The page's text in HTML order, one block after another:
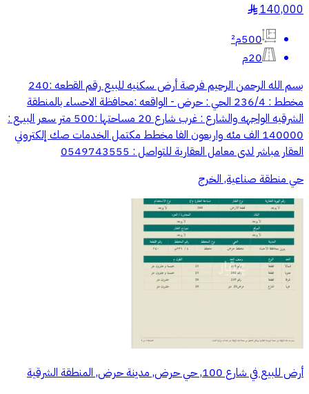
140,000
§
500م²
20م
بسم الله الرحمن الرحيم فرصة أرض سكنيه للبيع رقم القطعه :240
مخطط : 236/4 الحي : حرض - الواقعه :محافظة الاحساء بالمنطقة
الشرقيه الواجهه والشارع : غرب شارع 20 مساحتها :500 متر سعر البيــع :
140000 الف مئه واربعون الفا مخطط مكتمل الخدمات صك إلكتروني
العقار مباشر لدى معامل العقارية للتواصل : 0549743555
حي منطقة صناعية, الخرج
أرض للبيع في شارع 100, حي حرض, مدينة حرض, المنطقة الشرقية